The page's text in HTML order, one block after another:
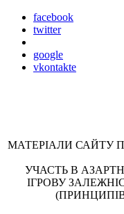
facebook
twitter
google
vkontakte
МАТЕРІАЛИ САЙТУ
УЧАСТЬ В
ІГРОВУ